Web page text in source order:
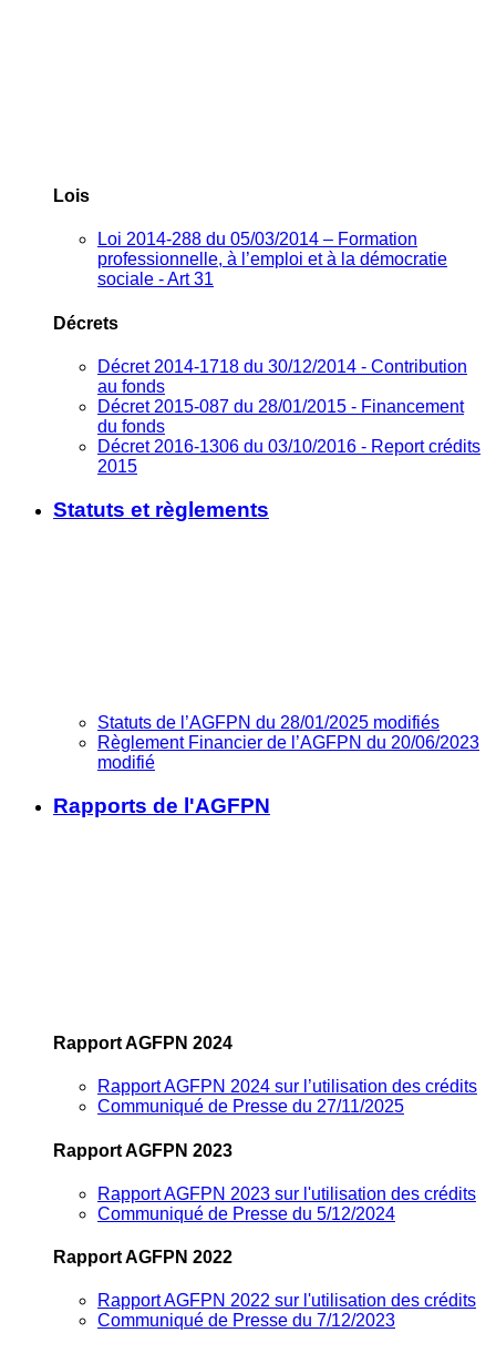
Lois
Loi 2014-288 du 05/03/2014 – Formation
professionnelle, à l’emploi et à la démocratie
sociale - Art 31
Décrets
Décret 2014-1718 du 30/12/2014 - Contribution
au fonds
Décret 2015-087 du 28/01/2015 - Financement
du fonds
Décret 2016-1306 du 03/10/2016 - Report crédits
2015
Statuts et règlements
Statuts de l’AGFPN du 28/01/2025 modifiés
Règlement Financier de l’AGFPN du 20/06/2023
modifié
Rapports de l'AGFPN
Rapport AGFPN 2024
Rapport AGFPN 2024 sur l’utilisation des crédits
Communiqué de Presse du 27/11/2025
Rapport AGFPN 2023
Rapport AGFPN 2023 sur l'utilisation des crédits
Communiqué de Presse du 5/12/2024
Rapport AGFPN 2022
Rapport AGFPN 2022 sur l'utilisation des crédits
Communiqué de Presse du 7/12/2023